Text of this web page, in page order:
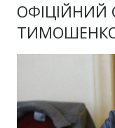
ОФІЦІЙНИЙ